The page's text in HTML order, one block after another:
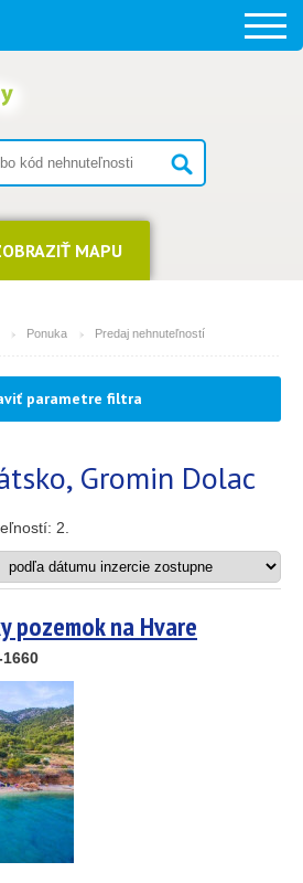
1
MAPU
Ponuka Predaj nehnuteľností
položiek)
viacej položiek)
parametre filtra
Gromin Dolac
2
pozemok na Hvare